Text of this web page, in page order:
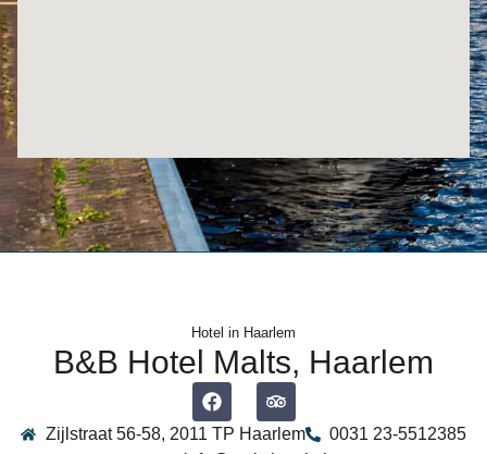
Hotel in Haarlem
B&B Hotel Malts, Haarlem
Zijlstraat 56-58, 2011 TP Haarlem
0031 23-5512385